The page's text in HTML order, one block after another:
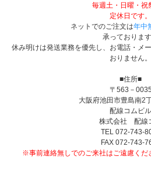
毎週土・日曜・祝
定休日です。
ネットでのご注文は年中
承っております
休み明けは発送業務を優先し、お電話・メ
おりません。
■住所■
〒563－0035
大阪府池田市豊島南2
配線コムビル
株式会社 配線
TEL 072-743-
FAX 072-743-
※事前連絡無しでのご来社はご遠慮くだ